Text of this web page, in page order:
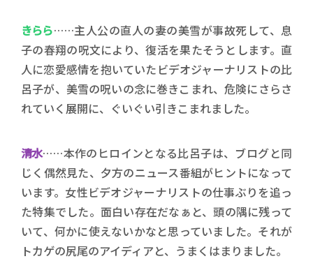
きらら……主人公の直人の妻の美雪が事故死して、息
子の春翔の呪文により、復活を果たそうとします。直
人に恋愛感情を抱いていたビデオジャーナリストの比
呂子が、美雪の呪いの念に巻きこまれ、危険にさらさ
れていく展開に、ぐいぐい引きこまれました。
清水……本作のヒロインとなる比呂子は、ブログと同
じく偶然見た、夕方のニュース番組がヒントになって
います。女性ビデオジャーナリストの仕事ぶりを追っ
た特集でした。面白い存在だなぁと、頭の隅に残って
いて、何かに使えないかなと思っていました。それが
トカゲの尻尾のアイディアと、うまくはまりました。